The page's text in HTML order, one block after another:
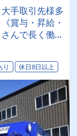
手取引先様多
賞与・昇給・
んで長く働け
ＯＫ★仕事と
♪【紹介者制
り 休日8日以上